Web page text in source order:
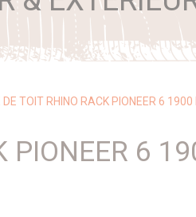
DE TOIT RHINO RACK PIONEER 6
PIONEER 6